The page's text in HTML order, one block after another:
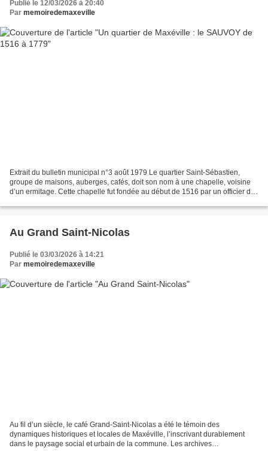
Publié le 12/03/2026 à 20:40
Par memoiredemaxeville
Extrait du bulletin municipal n°3 août 1979 Le quartier Saint-Sébastien,
groupe de maisons, auberges, cafés, doit son nom à une chapelle, voisine
d’un ermitage. Cette chapelle fut fondée au début de 1516 par un officier de
Au Grand Saint-Nicolas
Publié le 03/03/2026 à 14:21
Par memoiredemaxeville
Au fil d’un siècle, le café Grand-Saint-Nicolas a été le témoin des
dynamiques historiques et locales de Maxéville, l’inscrivant durablement
dans le paysage social et urbain de la commune. Les archives